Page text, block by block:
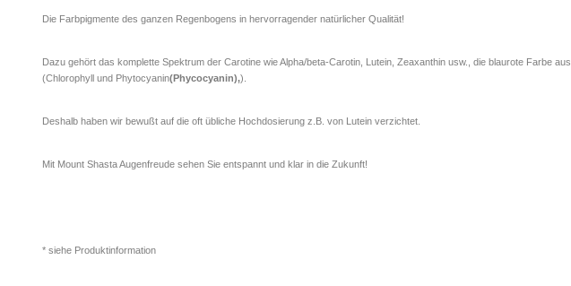
Die Farbpigmente des ganzen Regenbogens in hervorragender natürlicher Qualität!
Dazu gehört das komplette Spektrum der Carotine wie Alpha/beta-Carotin, Lutein, Zeaxanthin usw., die blaurote Farbe
(Chlorophyll und Phytocyanin(Phycocyanin),).
Deshalb haben wir bewußt auf die oft übliche Hochdosierung z.B. von Lutein verzichtet.
Mit Mount Shasta Augenfreude sehen Sie entspannt und klar in die Zukunft!
* siehe Produktinformation